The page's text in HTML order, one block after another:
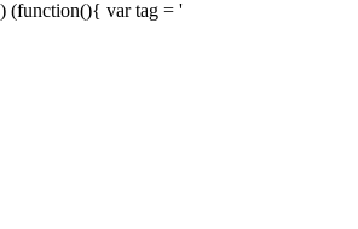
) (function(){ var tag = '